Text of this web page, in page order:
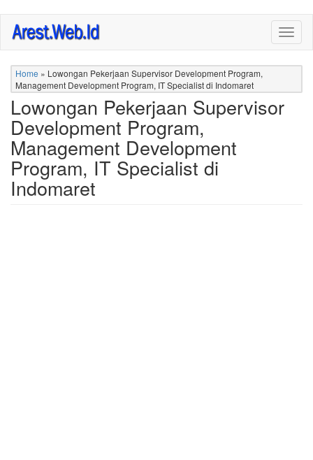
Skip
main
content
Home » Lowongan Pekerjaan Supervisor Development Program,
Management Development Program, IT Specialist di Indomaret
Lowongan Pekerjaan Supervisor
Development Program,
Management Development
Program, IT Specialist di
Indomaret